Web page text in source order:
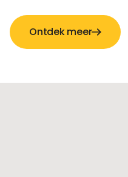
Ontdek meer